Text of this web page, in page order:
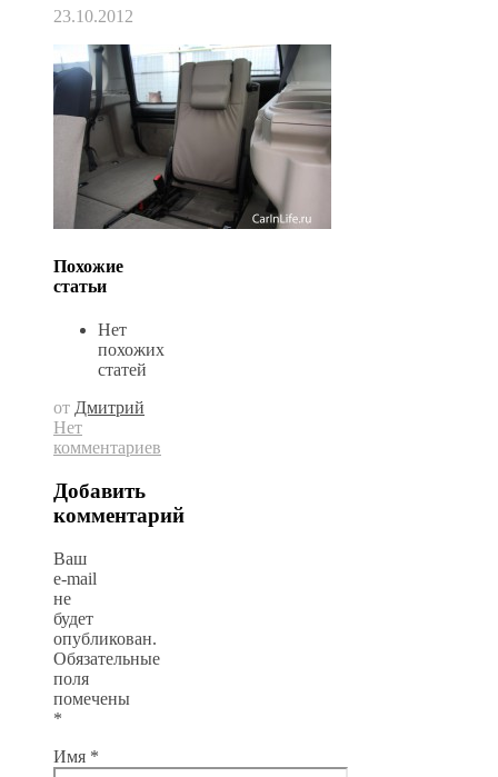
23.10.2012
Похожие
статьи
Нет
похожих
статей
от Дмитрий
Нет
комментариев
Добавить
комментарий
Ваш
e-mail
не
будет
опубликован.
Обязательные
поля
помечены
*
Имя *